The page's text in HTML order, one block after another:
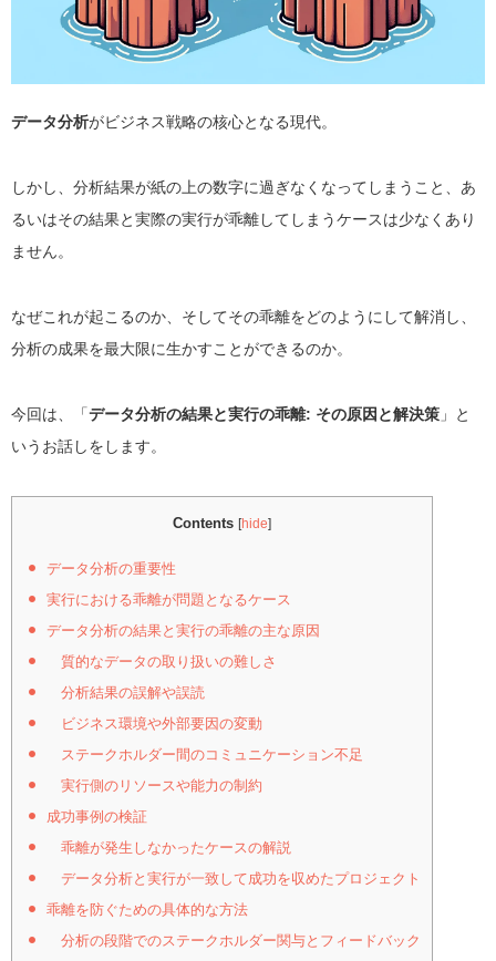
データ分析がビジネス戦略の核心となる現代。
しかし、分析結果が紙の上の数字に過ぎなくなってしまうこと、あ
るいはその結果と実際の実行が乖離してしまうケースは少なくあり
ません。
なぜこれが起こるのか、そしてその乖離をどのようにして解消し、
分析の成果を最大限に生かすことができるのか。
今回は、「データ分析の結果と実行の乖離: その原因と解決策 」と
いうお話しをします。
Contents [hide]
データ分析の重要性
実行における乖離が問題となるケース
データ分析の結果と実行の乖離の主な原因
質的なデータの取り扱いの難しさ
分析結果の誤解や誤読
ビジネス環境や外部要因の変動
ステークホルダー間のコミュニケーション不足
実行側のリソースや能力の制約
成功事例の検証
乖離が発生しなかったケースの解説
データ分析と実行が一致して成功を収めたプロジェクト
乖離を防ぐための具体的な方法
分析の段階でのステークホルダー関与とフィードバック